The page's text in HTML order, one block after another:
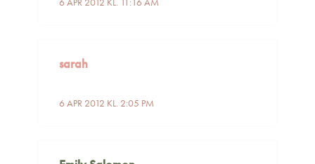
sarah
6 APR 2012 KL. 2:05 PM